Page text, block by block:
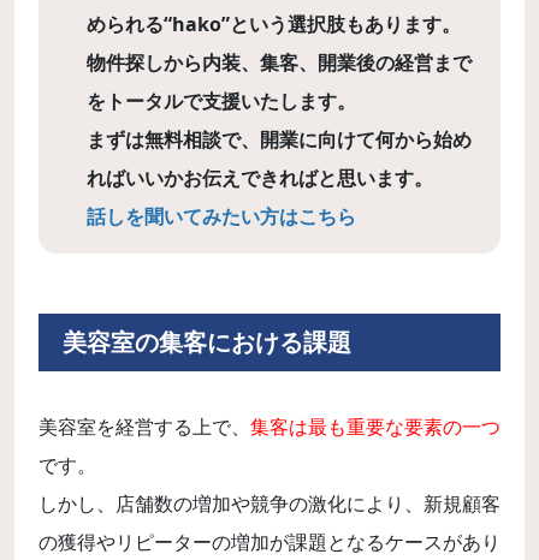
められる“hako”という選択肢もあります。
物件探しから内装、集客、開業後の経営まで
をトータルで支援いたします。
まずは無料相談で、開業に向けて何から始め
ればいいかお伝えできればと思います。
話しを聞いてみたい方はこちら
美容室の集客における課題
美容室を経営する上で、 集客は最も重要な要素の一つ
です。
しかし、店舗数の増加や競争の激化により、新規顧客
の獲得やリピーターの増加が課題となるケースがあり